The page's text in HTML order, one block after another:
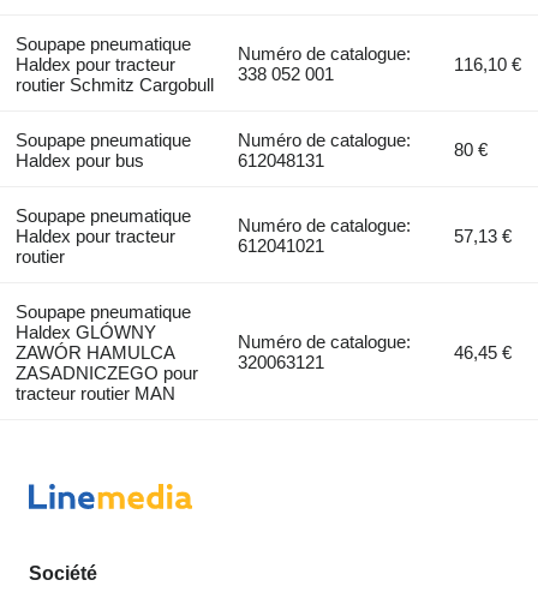
Soupape pneumatique
Haldex pour tracteur
routier Schmitz Cargobull
Numéro de catalogue:
338 052 001
116,10 €
Soupape pneumatique
Haldex pour bus
Numéro de catalogue:
612048131
80 €
Soupape pneumatique
Haldex pour tracteur
routier
Numéro de catalogue:
612041021
57,13 €
Soupape pneumatique
Haldex GLÓWNY
ZAWÓR HAMULCA
ZASADNICZEGO pour
tracteur routier MAN
Numéro de catalogue:
320063121
46,45 €
Société